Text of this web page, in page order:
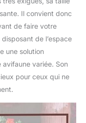
Il convient donc
de faire votre
de l’espace
une solution
variée. Son
pour ceux qui ne